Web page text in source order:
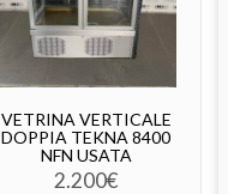
VETRINA VERTICALE
DOPPIA TEKNA 8400
NFN USATA
2.200€